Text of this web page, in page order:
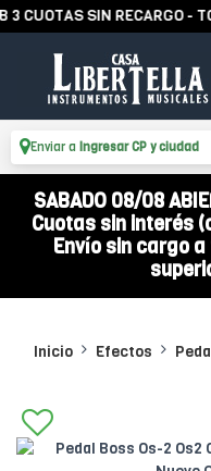
SIN RECARGO -
Enviar a Ingresar CP y ciudad
SABADO 08/08
Cuotas sin interés
Envío sin cargo
Inicio Efectos